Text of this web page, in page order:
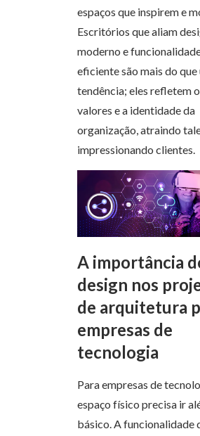
espaços que inspirem e
Escritórios que aliam
moderno e
eficiente são mais do que
tendência; eles refletem
valores e a identidade da
organização, atraindo
impressionando clientes.
A importância
design nos
de arquitetura
empresas de
tecnologia
Para empresas de
espaço físico precisa ir
básico. A funcionalidade